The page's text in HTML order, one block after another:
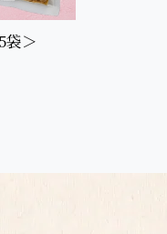
＞